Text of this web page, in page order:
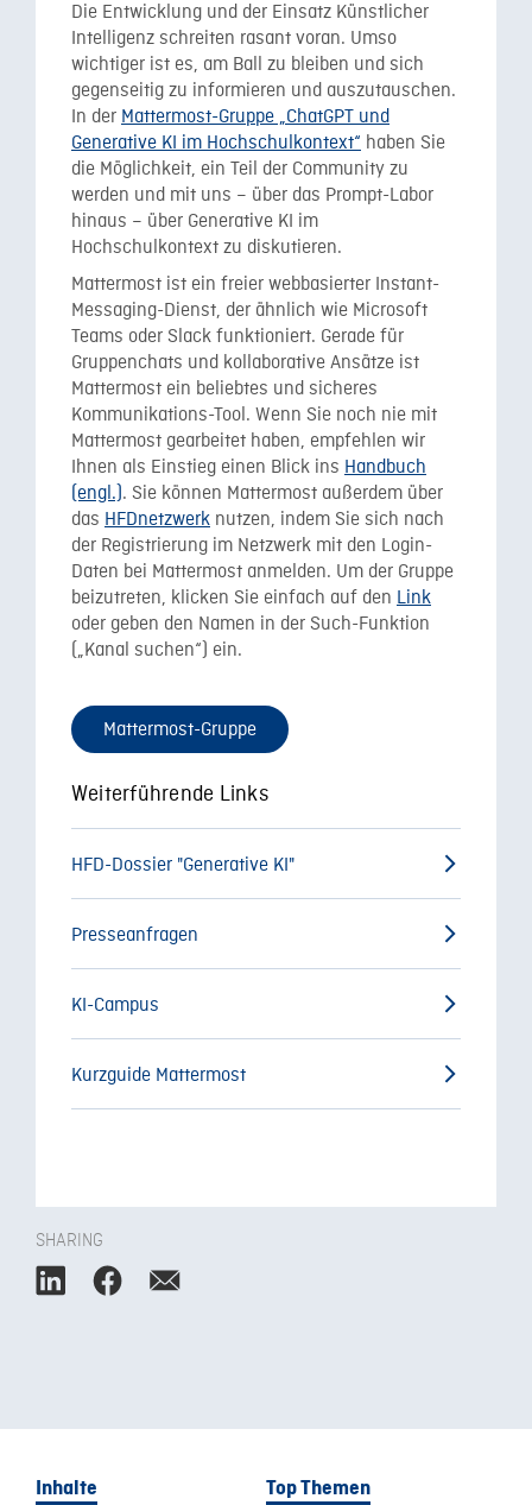
Die Entwicklung und der Einsatz Künstlicher
Intelligenz schreiten rasant voran. Umso
wichtiger ist es, am Ball zu bleiben und sich
gegenseitig zu informieren und auszutauschen.
In der Mattermost-Gruppe „ChatGPT und
Generative KI im Hochschulkontext“ haben Sie
die Möglichkeit, ein Teil der Community zu
werden und mit uns – über das Prompt-Labor
hinaus – über Generative KI im
Hochschulkontext zu diskutieren.
Mattermost ist ein freier webbasierter Instant-
Messaging-Dienst, der ähnlich wie Microsoft
Teams oder Slack funktioniert. Gerade für
Gruppenchats und kollaborative Ansätze ist
Mattermost ein beliebtes und sicheres
Kommunikations-Tool. Wenn Sie noch nie mit
Mattermost gearbeitet haben, empfehlen wir
Ihnen als Einstieg einen Blick ins Handbuch
(engl.). Sie können Mattermost außerdem über
das HFDnetzwerk nutzen, indem Sie sich nach
der Registrierung im Netzwerk mit den Login-
Daten bei Mattermost anmelden. Um der Gruppe
beizutreten, klicken Sie einfach auf den Link
oder geben den Namen in der Such-Funktion
(„Kanal suchen“) ein.
Mattermost-Gruppe
Weiterführende Links
HFD-Dossier "Generative KI"
Presseanfragen
KI-Campus
Kurzguide Mattermost
SHARING
Inhalte Top Themen